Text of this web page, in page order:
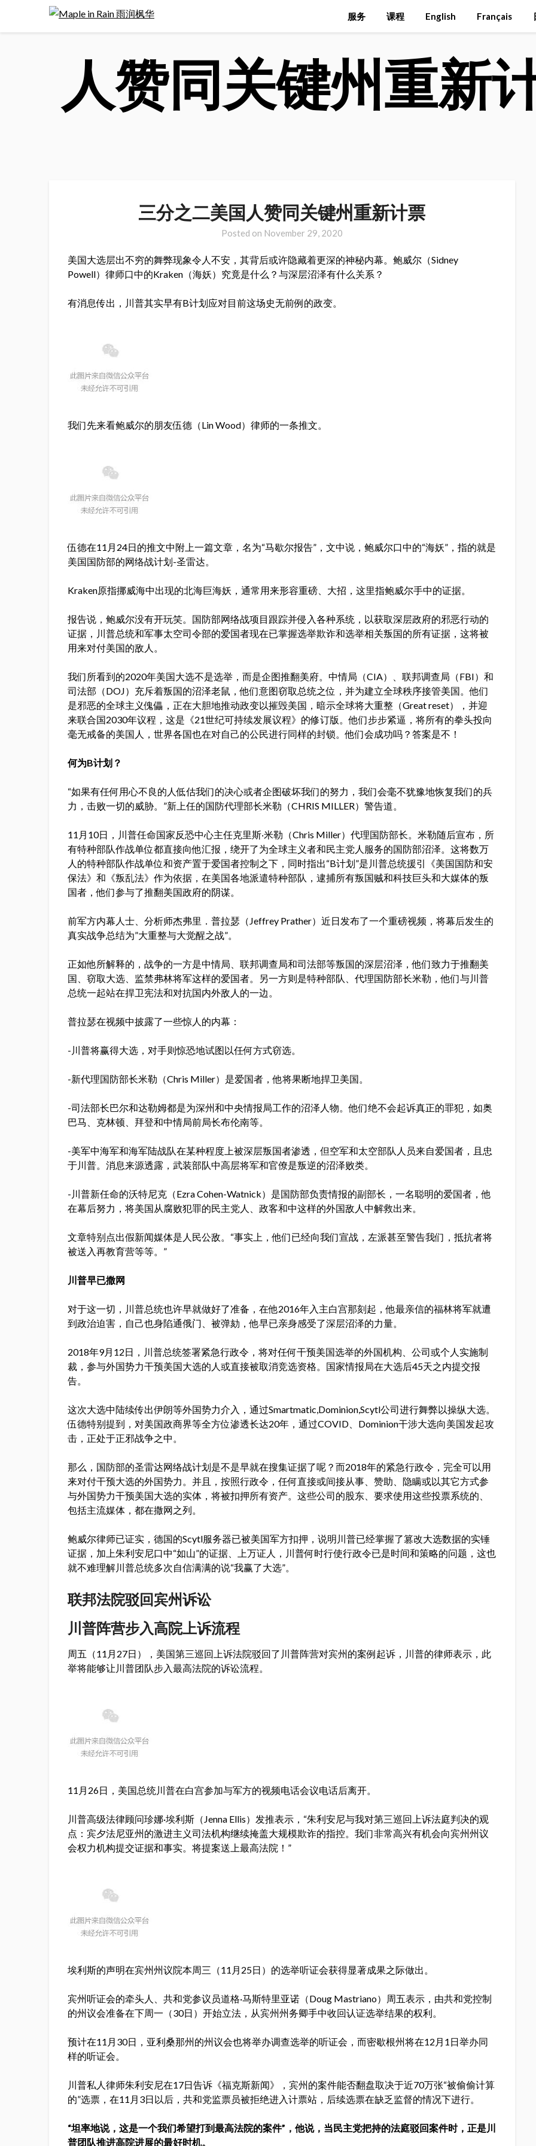
服务 课程 English Français
人赞同关键州重新
三分之二美国人赞同关键州重新计票
Posted on November 29, 2020
美国大选层出不穷的舞弊现象令人不安，其背后或许隐藏着更深的神秘内幕。鲍威尔（Sidney
Powell）律师口中的Kraken（海妖）究竟是什么？与深层沼泽有什么关系？
有消息传出，川普其实早有B计划应对目前这场史无前例的政变。
我们先来看鲍威尔的朋友伍德（Lin Wood）律师的一条推文。
伍德在11月24日的推文中附上一篇文章，名为“马歇尔报告”，文中说，鲍威尔口中的“海妖”，指的就是
美国国防部的网络战计划-圣雷达。
Kraken原指挪威海中出现的北海巨海妖，通常用来形容重磅、大招，这里指鲍威尔手中的证据。
报告说，鲍威尔没有开玩笑。国防部网络战项目跟踪并侵入各种系统，以获取深层政府的邪恶行动的
证据，川普总统和军事太空司令部的爱国者现在已掌握选举欺诈和选举相关叛国的所有证据，这将被
用来对付美国的敌人。
我们所看到的2020年美国大选不是选举，而是企图推翻美府。中情局（CIA）、联邦调查局（FBI）和
司法部（DOJ）充斥着叛国的沼泽老鼠，他们意图窃取总统之位，并为建立全球秩序接管美国。他们
是邪恶的全球主义傀儡，正在大胆地推动政变以摧毁美国，暗示全球将大重整（Great reset），并迎
来联合国2030年议程，这是《21世纪可持续发展议程》的修订版。他们步步紧逼，将所有的拳头投向
毫无戒备的美国人，世界各国也在对自己的公民进行同样的封锁。他们会成功吗？答案是不！
何为B计划？
“如果有任何用心不良的人低估我们的决心或者企图破坏我们的努力，我们会毫不犹豫地恢复我们的兵
力，击败一切的威胁。”新上任的国防代理部长米勒（CHRIS MILLER）警告道。
11月10日，川普任命国家反恐中心主任克里斯‧米勒（Chris Miller）代理国防部长。米勒随后宣布，所
有特种部队作战单位都直接向他汇报，绕开了为全球主义者和民主党人服务的国防部沼泽。这将数万
人的特种部队作战单位和资产置于爱国者控制之下，同时指出“B计划”是川普总统援引《美国国防和安
保法》和《叛乱法》作为依据，在美国各地派遣特种部队，逮捕所有叛国贼和科技巨头和大媒体的叛
国者，他们参与了推翻美国政府的阴谋。
前军方内幕人士、分析师杰弗里．普拉瑟（Jeffrey Prather）近日发布了一个重磅视频，将幕后发生的
真实战争总结为”大重整与大觉醒之战”。
正如他所解释的，战争的一方是中情局、联邦调查局和司法部等叛国的深层沼泽，他们致力于推翻美
国、窃取大选、监禁弗林将军这样的爱国者。另一方则是特种部队、代理国防部长米勒，他们与川普
总统一起站在捍卫宪法和对抗国内外敌人的一边。
普拉瑟在视频中披露了一些惊人的内幕：
-川普将赢得大选，对手则惊恐地试图以任何方式窃选。
-新代理国防部长米勒（Chris Miller）是爱国者，他将果断地捍卫美国。
-司法部长巴尔和达勒姆都是为深州和中央情报局工作的沼泽人物。他们绝不会起诉真正的罪犯，如奥
巴马、克林顿、拜登和中情局前局长布伦南等。
-美军中海军和海军陆战队在某种程度上被深层叛国者渗透，但空军和太空部队人员来自爱国者，且忠
于川普。消息来源透露，武装部队中高层将军和官僚是叛逆的沼泽败类。
-川普新任命的沃特尼克（Ezra Cohen-Watnick）是国防部负责情报的副部长，一名聪明的爱国者，他
在幕后努力，将美国从腐败犯罪的民主党人、政客和中这样的外国敌人中解救出来。
文章特别点出假新闻媒体是人民公敌。“事实上，他们已经向我们宣战，左派甚至警告我们，抵抗者将
被送入再教育营等等。”
川普早已撒网
对于这一切，川普总统也许早就做好了准备，在他2016年入主白宫那刻起，他最亲信的福林将军就遭
到政治迫害，自己也身陷通俄门、被弹劾，他早已亲身感受了深层沼泽的力量。
2018年9月12日，川普总统签署紧急行政令，将对任何干预美国选举的外国机构、公司或个人实施制
裁，参与外国势力干预美国大选的人或直接被取消竞选资格。国家情报局在大选后45天之内提交报
告。
这次大选中陆续传出伊朗等外国势力介入，通过Smartmatic,Dominion,Scytl公司进行舞弊以操纵大选。
伍德特别提到，对美国政商界等全方位渗透长达20年，通过COVID、Dominion干涉大选向美国发起攻
击，正处于正邪战争之中。
那么，国防部的圣雷达网络战计划是不是早就在搜集证据了呢？而2018年的紧急行政令，完全可以用
来对付干预大选的外国势力。并且，按照行政令，任何直接或间接从事、赞助、隐瞒或以其它方式参
与外国势力干预美国大选的实体，将被扣押所有资产。这些公司的股东、要求使用这些投票系统的、
包括主流媒体，都在撒网之列。
鲍威尔律师已证实，德国的Scytl服务器已被美国军方扣押，说明川普已经掌握了篡改大选数据的实锤
证据，加上朱利安尼口中“如山”的证据、上万证人，川普何时行使行政令已是时间和策略的问题，这也
就不难理解川普总统多次自信满满的说“我赢了大选”。
联邦法院驳回宾州诉讼
川普阵营步入高院上诉流程
周五（11月27日），美国第三巡回上诉法院驳回了川普阵营对宾州的案例起诉，川普的律师表示，此
举将能够让川普团队步入最高法院的诉讼流程。
11月26日，美国总统川普在白宫参加与军方的视频电话会议电话后离开。
川普高级法律顾问珍娜·埃利斯（Jenna Ellis）发推表示，“朱利安尼与我对第三巡回上诉法庭判决的观
点：宾夕法尼亚州的激进主义司法机构继续掩盖大规模欺诈的指控。我们非常高兴有机会向宾州州议
会权力机构提交证据和事实。将提案送上最高法院！”
埃利斯的声明在宾州州议院本周三（11月25日）的选举听证会获得显著成果之际做出。
宾州听证会的牵头人、共和党参议员道格·马斯特里亚诺（Doug Mastriano）周五表示，由共和党控制
的州议会准备在下周一（30日）开始立法，从宾州州务卿手中收回认证选举结果的权利。
预计在11月30日，亚利桑那州的州议会也将举办调查选举的听证会，而密歇根州将在12月1日举办同
样的听证会。
川普私人律师朱利安尼在17日告诉《福克斯新闻》，宾州的案件能否翻盘取决于近70万张“被偷偷计算
的”选票，在11月3日以后，共和党监票员被拒绝进入计票站，后续选票在缺乏监督的情况下进行。
“坦率地说，这是一个我们希望打到最高法院的案件”，他说，当民主党把持的法庭驳回案件时，正是川
普团队推进高院进展的最好时机。